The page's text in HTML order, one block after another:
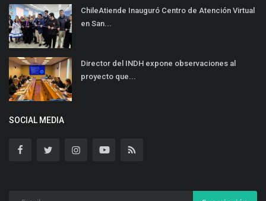
ChileAtiende Inauguró Centro de Atención Virtual
en San...
Director del INDH expone observaciones al
proyecto que...
SOCIAL MEDIA